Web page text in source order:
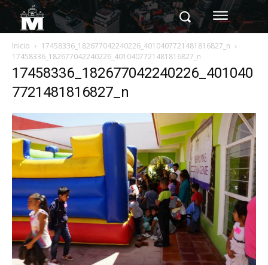
Inicio
17458336_182677042240226_4010407721481816827_n
17458336_182677042240226_4010407721481816827_n
17458336_182677042240226_401040
7721481816827_n